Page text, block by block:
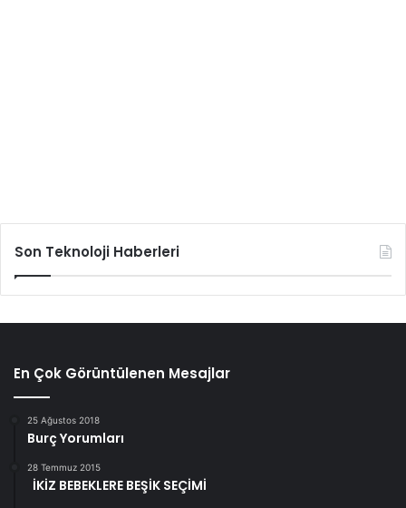
Son Teknoloji Haberleri
En Çok Görüntülenen Mesajlar
25 Ağustos 2018
Burç Yorumları
28 Temmuz 2015
İKİZ BEBEKLERE BEŞİK SEÇİMİ